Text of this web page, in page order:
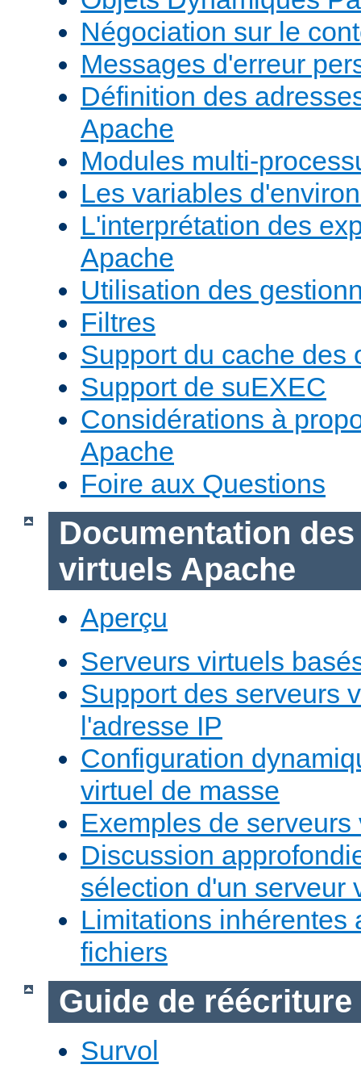
Négociation sur le
Messages d'erreur
Définition des
Apache
Modules multi-
Les variables
L'interprétation des
Apache
Utilisation des
Filtres
Support du cache des
Support de suEXEC
Considérations à
Apache
Foire aux Questions
Documentation
virtuels Apache
Aperçu
Serveurs virtuels
Support des serveurs
l'adresse IP
Configuration
virtuel de masse
Exemples de serveurs
Discussion
sélection d'un serveur
Limitations inhérentes
fichiers
Guide de réécriture
Survol